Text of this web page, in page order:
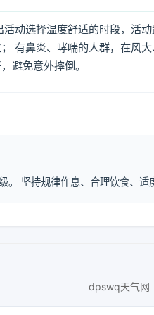
动选择温度舒适的时段，活
有鼻炎、哮喘的人群，在风
避免意外摔倒。
坚持规律作息、合理饮食、适
dpswq天气网